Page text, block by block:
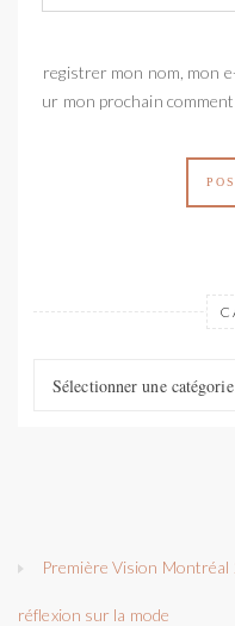
Enregistrer mon nom, mon
pour mon prochain
Sélectionner une catégorie
Première Vision
réflexion sur la mode